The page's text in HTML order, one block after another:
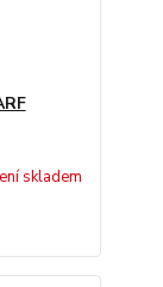
skladem